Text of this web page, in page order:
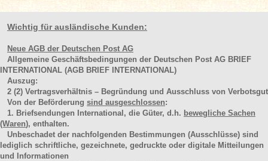
Wichtig für ausländische Kunden:
Neue AGB der Deutschen Post AG
Allgemeine Geschäftsbedingungen der Deutschen Post AG BRIEF
INTERNATIONAL (AGB BRIEF INTERNATIONAL)
Auszug:
2 (2) Vertragsverhältnis – Begründung und Ausschluss von Verbotsgut
Von der Beförderung sind ausgeschlossen:
1. Briefsendungen International, die Güter, d.h. bewegliche Sachen
(Waren), enthalten.
Unbeschadet der nachfolgenden Bestimmungen (Ausschlüsse) sind
lediglich schriftliche, gezeichnete, gedruckte oder digitale Mitteilungen
und Informationen